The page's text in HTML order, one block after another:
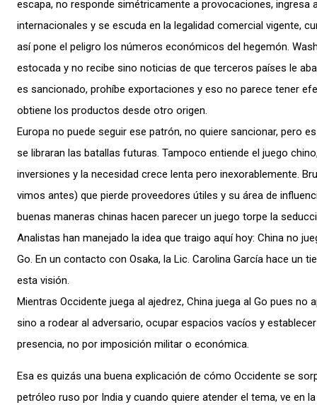
escapa, no responde simétricamente a provocaciones, ingresa
internacionales y se escuda en la legalidad comercial vigente,
así pone el peligro los números económicos del hegemón.
estocada y no recibe sino noticias de que terceros países le
es sancionado, prohíbe exportaciones y eso no parece tener
obtiene los productos desde otro origen.
Europa no puede seguir ese patrón, no quiere sancionar, pero
se libraran las batallas futuras. Tampoco entiende el juego
inversiones y la necesidad crece lenta pero inexorablemente.
vimos antes) que pierde proveedores útiles y su área de
buenas maneras chinas hacen parecer un juego torpe la
Analistas han manejado la idea que traigo aquí hoy: China no
Go. En un contacto con Osaka, la Lic. Carolina García hace un
esta visión.
Mientras Occidente juega al ajedrez, China juega al Go pues no
sino a rodear al adversario, ocupar espacios vacíos y
presencia, no por imposición militar o económica.
Esa es quizás una buena explicación de cómo Occidente se
petróleo ruso por India y cuando quiere atender el tema, ve en